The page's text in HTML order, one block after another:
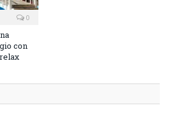
0
con